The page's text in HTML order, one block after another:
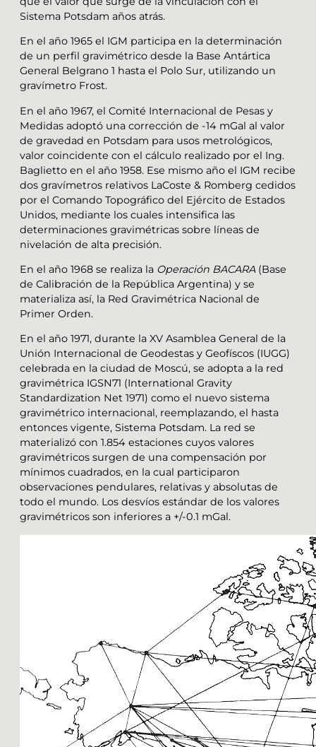
Sistema Potsdam años atrás.
En el año 1965 el IGM participa en la determinación
de un perfil gravimétrico desde la Base Antártica
General Belgrano 1 hasta el Polo Sur, utilizando un
gravímetro Frost.
En el año 1967, el Comité Internacional de Pesas y
Medidas adoptó una corrección de -14 mGal al valor
de gravedad en Potsdam para usos metrológicos,
valor coincidente con el cálculo realizado por el Ing.
Baglietto en el año 1958. Ese mismo año el IGM recibe
dos gravímetros relativos LaCoste & Romberg cedidos
por el Comando Topográfico del Ejército de Estados
Unidos, mediante los cuales intensifica las
determinaciones gravimétricas sobre líneas de
nivelación de alta precisión.
En el año 1968 se realiza la Operación BACARA(Base
de Calibración de la República Argentina) y se
materializa así, la Red Gravimétrica Nacional de
Primer Orden.
En el año 1971, durante la XV Asamblea General de la
Unión Internacional de Geodestas y Geofíscos (IUGG)
celebrada en la ciudad de Moscú, se adopta a la red
gravimétrica IGSN71 (International Gravity
Standardization Net 1971) como el nuevo sistema
gravimétrico internacional, reemplazando, el hasta
entonces vigente, Sistema Potsdam. La red se
materializó con 1.854 estaciones cuyos valores
gravimétricos surgen de una compensación por
mínimos cuadrados, en la cual participaron
observaciones pendulares, relativas y absolutas de
todo el mundo. Los desvíos estándar de los valores
gravimétricos son inferiores a +/-0.1 mGal.